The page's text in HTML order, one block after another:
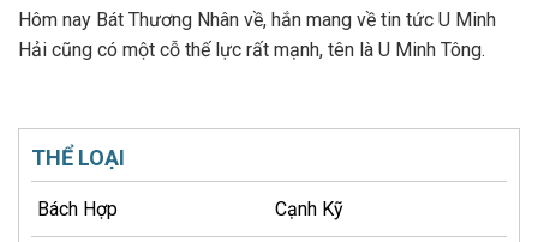
Hôm nay Bát Thương Nhân về, hắn mang về tin tức U Minh
Hải cũng có một cỗ thế lực rất mạnh, tên là U Minh Tông.
THỂ LOẠI
Bách Hợp Cạnh Kỹ